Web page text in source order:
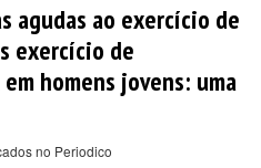
agudas ao exercício de
exercício de
homens jovens: uma
no Periodico